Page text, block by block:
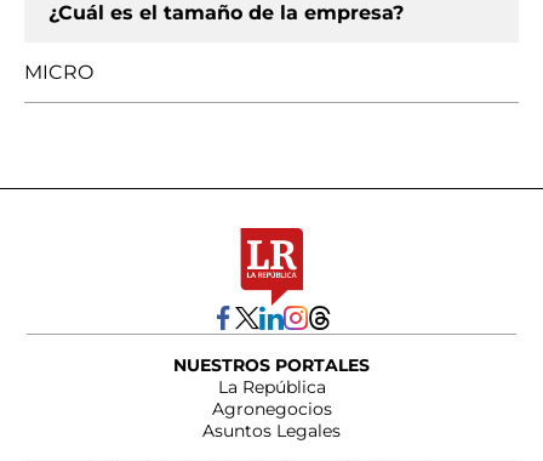
¿Cuál es el tamaño de la empresa?
MICRO
NUESTROS PORTALES
La República
Agronegocios
Asuntos Legales